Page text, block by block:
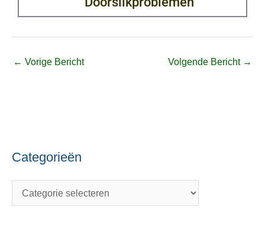
← Vorige Bericht Volgende Bericht →
Categorieën
C
O